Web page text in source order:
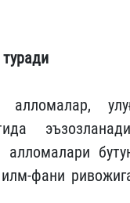
туради
фани